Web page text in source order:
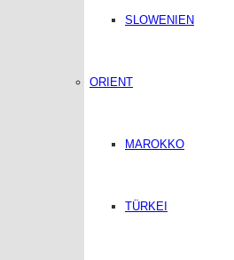
SLOWENIEN
ORIENT
MAROKKO
TÜRKEI